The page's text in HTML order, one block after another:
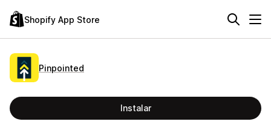
Shopify App Store
Pinpointed
Instalar